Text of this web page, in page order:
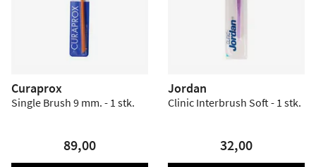
Curaprox
Single Brush 9 mm. - 1 stk.
89,00
Jordan
Clinic Interbrush Soft - 1 stk.
32,00